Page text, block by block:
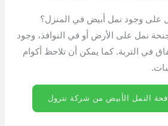
على وجود نمل أبيض في المنزل؟
نمل على الأرض أو في النوافذ، وجود
في التربة. كما يمكن أن تلاحظ أكوام
النمل الأبيض من شركة نترول